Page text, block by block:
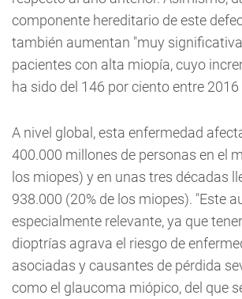
componente hereditario de este
también aumentan "muy
pacientes con alta miopía, cuyo
ha sido del 146 por ciento entre 2016
A nivel global, esta enfermedad
400.000 millones de personas en el
los miopes) y en unas tres décadas
938.000 (20% de los miopes). "Este
especialmente relevante, ya que
dioptrías agrava el riesgo de
asociadas y causantes de pérdida
como el glaucoma miópico, del que